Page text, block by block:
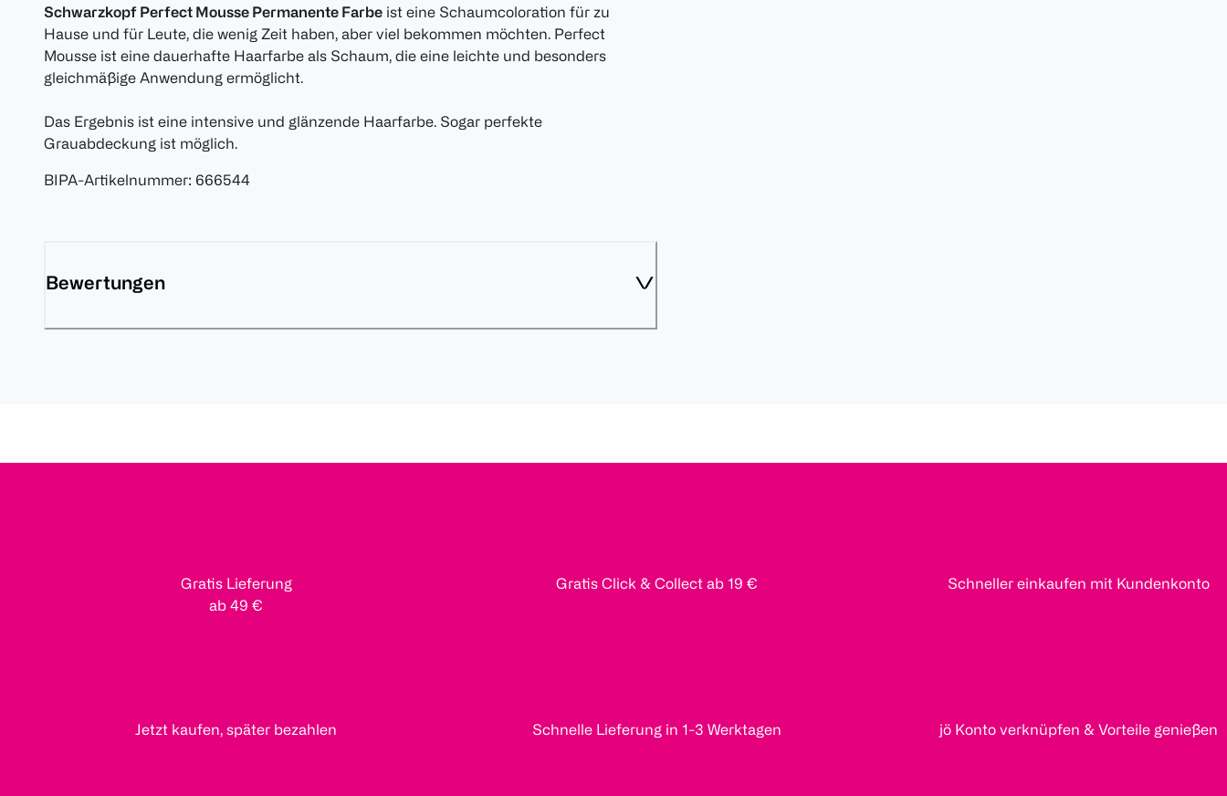
Schwarzkopf Perfect Mousse Permanente Farbe ist eine Schaumcoloration für zu
Hause und für Leute, die wenig Zeit haben, aber viel bekommen möchten. Perfect
Mousse ist eine dauerhafte Haarfarbe als Schaum, die eine leichte und besonders
gleichmäßige Anwendung ermöglicht.
Das Ergebnis ist eine intensive und glänzende Haarfarbe. Sogar perfekte
Grauabdeckung ist möglich.
BIPA-Artikelnummer: 666544
Bewertungen
Gratis Lieferung
ab 49 €
Gratis Click & Collect ab 19 € Schneller einkaufen mit Kundenkonto
Jetzt kaufen, später bezahlen Schnelle Lieferung in 1-3 Werktagen jö Konto verknüpfen & Vorteile genießen